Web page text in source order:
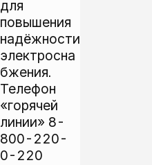
для
повышения
надёжности
электросна
бжения.
Телефон
«горячей
линии» 8-
800-220-
0-220